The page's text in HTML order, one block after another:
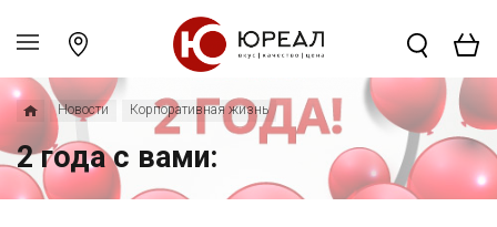
Новости Корпоративная жизнь
2 года с вами: